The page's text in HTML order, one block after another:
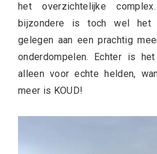
het overzichtelijke
bijzondere is toch wel het
gelegen aan een prachtig
onderdompelen. Echter is
alleen voor echte helden,
meer is KOUD!